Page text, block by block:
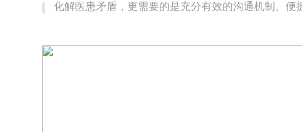
化解医患矛盾，更需要的是充分有效的沟通机制、便